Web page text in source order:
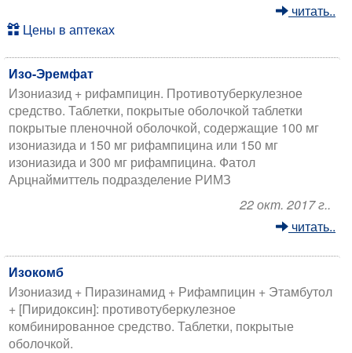
читать..
Цены в аптеках
Изо-Эремфат
Изониазид + рифампицин. Противотуберкулезное
средство. Таблетки, покрытые оболочкой таблетки
покрытые пленочной оболочкой, содержащие 100 мг
изониазида и 150 мг рифампицина или 150 мг
изониазида и 300 мг рифампицина. Фатол
Арцнаймиттель подразделение РИМЗ
22 окт. 2017 г..
читать..
Изокомб
Изониазид + Пиразинамид + Рифампицин + Этамбутол
+ [Пиридоксин]: противотуберкулезное
комбинированное средство. Таблетки, покрытые
оболочкой.